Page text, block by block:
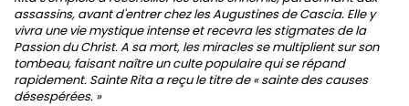
assassins, avant d'entrer chez les Augustines de Cascia. Elle y
vivra une vie mystique intense et recevra les stigmates de la
Passion du Christ. A sa mort, les miracles se multiplient sur son
tombeau, faisant naître un culte populaire qui se répand
rapidement. Sainte Rita a reçu le titre de « sainte des causes
désespérées. »